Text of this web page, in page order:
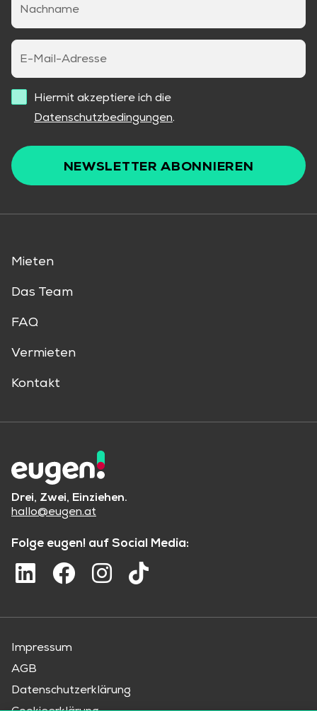
Mieten
Das Team
FAQ
Vermieten
Kontakt
Drei, Zwei, Einziehen.
hallo@eugen.at
Folge eugen! auf Social Media:
Nachname
E-Mail-Adresse
Hiermit akzeptiere ich die
Datenschutzbedingungen.
NEWSLETTER ABONNIEREN
Impressum
AGB
Datenschutzerklärung